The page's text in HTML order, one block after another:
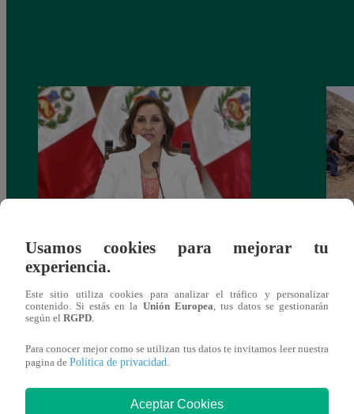
salario presidencial se aplique desde 2026
También te puede
Usamos cookies para mejorar tu
experiencia.
Este sitio utiliza cookies para analizar el tráfico y personalizar
contenido. Si estás en la Unión Europea , tus datos se gestionarán
según el RGPD
Para conocer mejor como se utilizan tus datos te invitamos leer nuestra
pagina de Política de privacidad
Aceptar Cookies